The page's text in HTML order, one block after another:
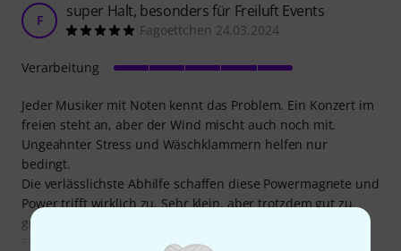
F super Halt, besonders für Freiluft Events
Fagoettchen 24.03.2024
Jeder Musiker mit Noten kennt das Problem. Ein Konzert im
freien steht an, aber der Wind mischt auch noch mit.
Ungeahnter Stress und Wäschklammern helfen nur
bedingt.
Die verlässlichste Abhilfe schaffen diese Powermagnete und
Power trifft wirklich zu. Sehr klein, aber trotzdem gut zu
greifen. Platzierung an allen Ecken möglich und mit etwas
Verarbeitung